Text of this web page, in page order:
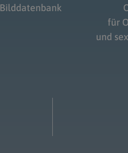
Bilddatenbank
für
und